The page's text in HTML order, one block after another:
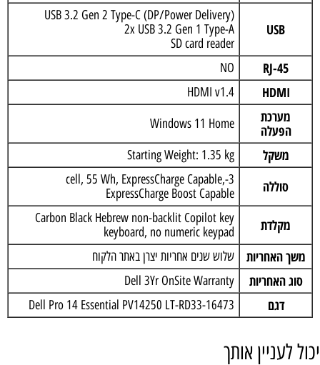
USB
USB 3.2 Gen 2 Type-C (DP/Power Delivery)
2x USB 3.2 Gen 1 Type-A
SD card reader
RJ-45
NO
HDMI
HDMI v1.4
מערכת
הפעלה
Windows 11 Home
משקל Starting Weight: 1.35 kg
סוללה
3-cell, 55 Wh, ExpressCharge Capable,
ExpressCharge Boost Capable
מקלדת
Carbon Black Hebrew non-backlit Copilot key
keyboard, no numeric keypad
משך האחריות שלוש שנים אחריות יצרן באתר הלקוח
סוג האחריות Dell 3Yr OnSite Warranty
דגם Dell Pro 14 Essential PV14250 LT-RD33-16473
יכול לעניין אותך